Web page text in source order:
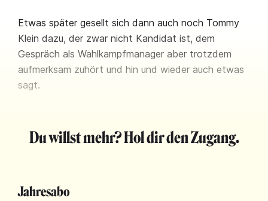
Etwas später gesellt sich dann auch noch Tommy
Klein dazu, der zwar nicht Kandidat ist, dem
Gespräch als Wahlkampfmanager aber trotzdem
aufmerksam zuhört und hin und wieder auch etwas
sagt.
Du willst mehr? Hol dir den Zugang.
Jahresabo